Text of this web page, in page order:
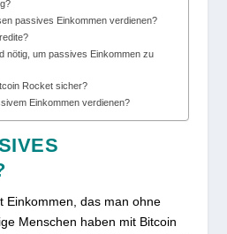
passives Einkommen verdienen?
nötig, um passives Einkommen zu
Rocket sicher?
Einkommen verdienen?
Einkommen, das man ohne
Menschen haben mit Bitcoin